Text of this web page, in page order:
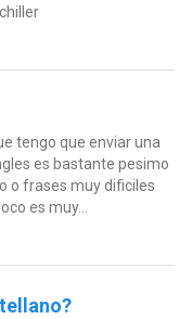
tengo que enviar una
es bastante pesimo
o frases muy dificiles
es muy...